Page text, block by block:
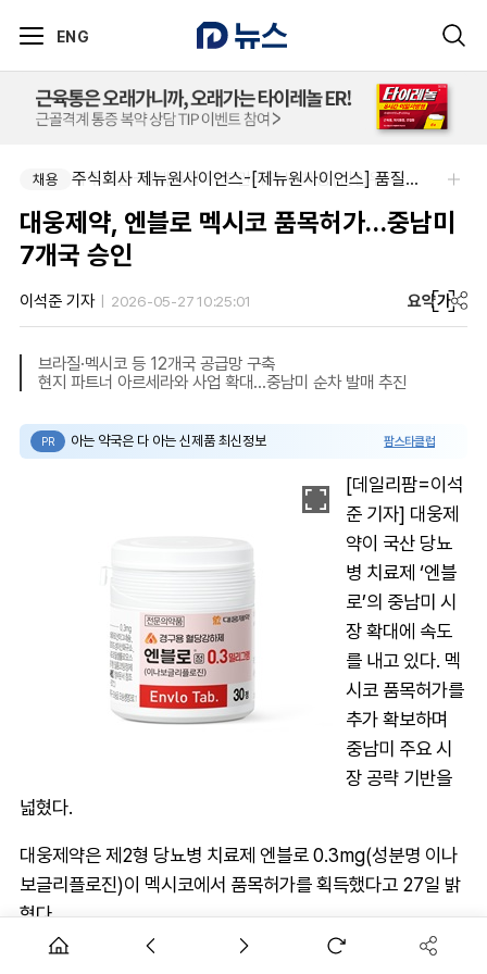
ENG
채용 아주약품-평택공장 제조관리약사 채용(신입우대)
채용 주식회사 제뉴원사이언스-[제뉴원사이언스] 품질관리약사 모집(경력무관)
대웅제약, 엔블로 멕시코 품목허가…중남미
7개국 승인
이석준 기자 2026-05-27 10:25:01 요약가
브라질·멕시코 등 12개국 공급망 구축
현지 파트너 아르세라와 사업 확대…중남미 순차 발매 추진
PR 아는 약국은 다 아는 신제품 최신정보 팜스타클럽
[데일리팜=이석
준 기자] 대웅제
약이 국산 당뇨
병 치료제 ‘엔블
로’의 중남미 시
장 확대에 속도
를 내고 있다. 멕
시코 품목허가를
추가 확보하며
중남미 주요 시
장 공략 기반을
넓혔다.
대웅제약은 제2형 당뇨병 치료제 엔블로 0.3mg(성분명 이나
보글리플로진)이 멕시코에서 품목허가를 획득했다고 27일 밝
혔다.
이번 허가로 엔블로는 중남미 허가 신청 12개국 가운데 멕시코